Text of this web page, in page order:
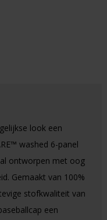
look een
washed 6-panel
ontworpen met oog
Gemaakt van 100%
stofkwaliteit van
een